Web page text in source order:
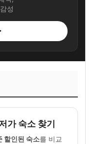
성
가 숙소 찾기
할인된 숙소를 비교